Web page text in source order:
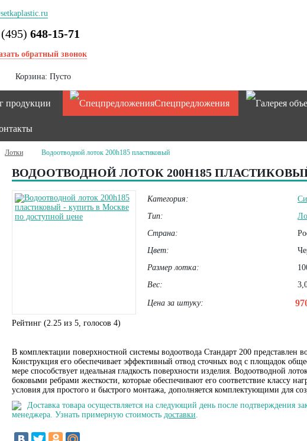
648-15-71
обратный звонок
Корзина: Пусто
продукции Спецпредложения
Лотки Водоотводной лоток 200h185 пластиковый
ВОДООТВОДНОЙ ЛОТОК 200H185
Рейтинг (2.25 из 5, голосов 4)
Категория:
Тип:
Страна:
Цвет:
Размер лотка:
Вес:
Цена за штуку:
В комплектации поверхностной системы водоотвода Стандарт 200 представлен
Конструкция его обеспечивает эффективный отвод сточных вод с площадок
мере способствует идеальная гладкость поверхности изделия. Водоотводной
боковыми ребрами жесткости, которые обеспечивают его соответствие классу
условия для простого и быстрого монтажа, дополняется комплектующими для
Доставка товара осуществляется на следующий день после подтверждения
менеджера. Узнать примерную стоимость доставки.